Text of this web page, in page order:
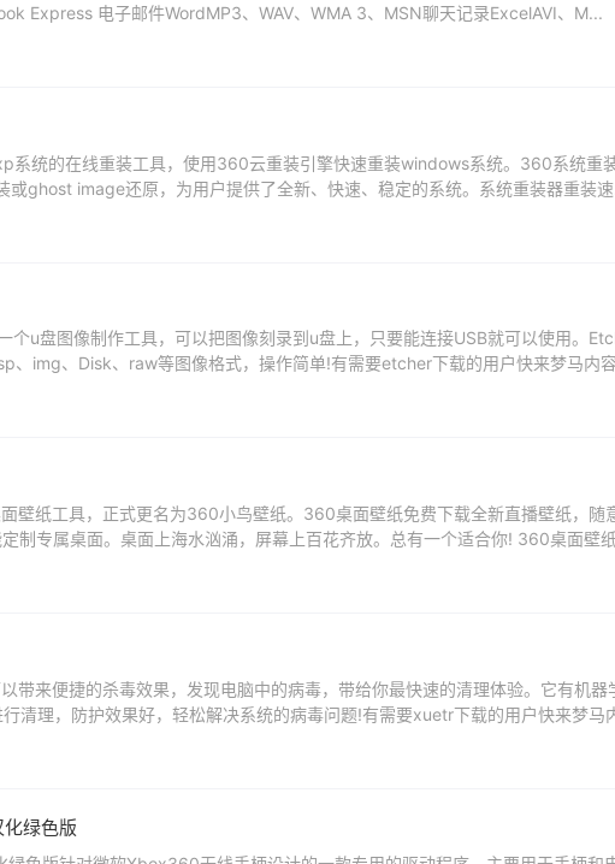
Express 电子邮件WordMP3、WAV、WMA 3、MSN聊天记录ExcelAVI、M...
系统的在线重装工具，使用360云重装引擎快速重装windows系统。360系统重
或ghost image还原，为用户提供了全新、快速、稳定的系统。系统重装器重装速
个u盘图像制作工具，可以把图像刻录到u盘上，只要能连接USB就可以使用。
、img、Disk、raw等图像格式，操作简单!有需要etcher下载的用户快来梦马内
壁纸工具，正式更名为360小鸟壁纸。360桌面壁纸免费下载全新直播壁纸，随
制专属桌面。桌面上海水汹涌，屏幕上百花齐放。总有一个适合你! 360桌面壁
带来便捷的杀毒效果，发现电脑中的病毒，带给你最快速的清理体验。它有机器
清理，防护效果好，轻松解决系统的病毒问题!有需要xuetr下载的用户快来梦马
绿色版